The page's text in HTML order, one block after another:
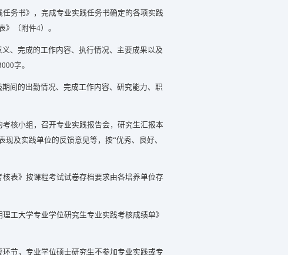
务书》，完成专业实践任务书确定的各项实践
（附件4）。
、完成的工作内容、执行情况、主要成果以及
字。
间的出勤情况、完成工作内容、研究能力、职
核小组，召开专业实践报告会，研究生汇报本
及实践单位的反馈意见等，按“优秀、良好、
表》按课程考试试卷存档要求由各培养单位存
工大学专业学位研究生专业实践考核成绩单》
节，专业学位硕士研究生不参加专业实践或专